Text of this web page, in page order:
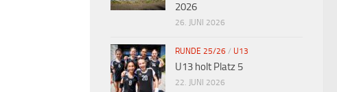
2026
26. JUNI 2026
RUNDE 25/26 / U13
U13 holt Platz 5
22. JUNI 2026